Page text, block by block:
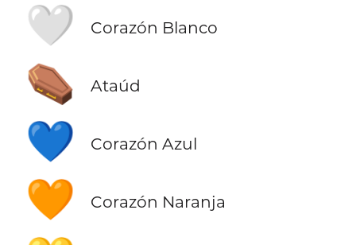
🤍 Corazón Blanco
⚰️ Ataúd
💙 Corazón Azul
🧡 Corazón Naranja